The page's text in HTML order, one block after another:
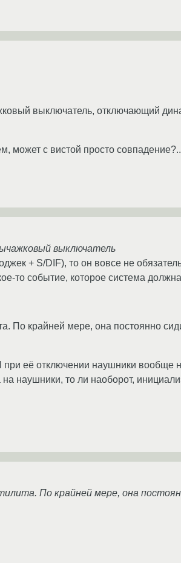
выключатель, отключающий
может с вистой просто
выключатель
+ S/DIF), то он вовсе не
то событие, которое система
По крайней мере, она постоянно
её отключении наушники вообще
наушники, то ли наоборот,
По крайней мере, она